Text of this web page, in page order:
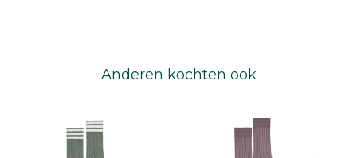
Anderen kochten ook